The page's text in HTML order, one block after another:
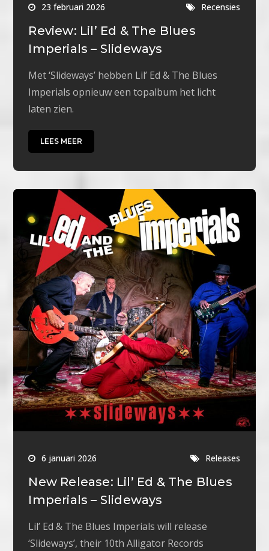
23 februari 2026 Recensies
Review: Lil’ Ed & The Blues
Imperials – Slideways
Met ‘Slideways’ hebben Lil’ Ed & The Blues
Imperials opnieuw een topalbum het licht
laten zien.
LEES MEER
6 januari 2026 Releases
New Release: Lil’ Ed & The Blues
Imperials – Slideways
Lil’ Ed & The Blues Imperials will release
‘Slideways’, their 10th Alligator Records